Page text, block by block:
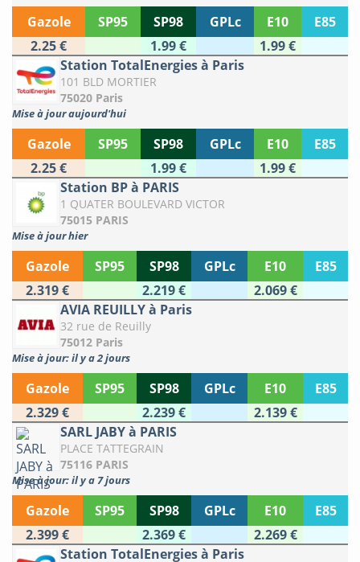
Gazole SP95 SP98 GPLc E10
E85
2.25 €
1.99 €
1.99 €
Station TotalEnergies à Paris
101 BLD MORTIER
75020 Paris
Mise à jour aujourd'hui
Gazole SP95 SP98 GPLc E10
E85
2.25 €
1.99 €
1.99 €
Station BP à PARIS
1 QUATER BOULEVARD VICTOR
75015 PARIS
Mise à jour hier
Gazole SP95 SP98 GPLc E10
E85
2.319 €
2.219 €
2.069 €
AVIA REUILLY à Paris
32 rue de Reuilly
75012 Paris
Mise à jour: il y a 2 jours
Gazole SP95 SP98 GPLc E10
E85
2.329 €
2.239 €
2.139 €
SARL JABY à PARIS
PLACE TATTEGRAIN
75116 PARIS
Mise à jour: il y a 7 jours
Gazole SP95 SP98 GPLc E10
E85
2.399 €
2.369 €
2.269 €
Station TotalEnergies à Paris